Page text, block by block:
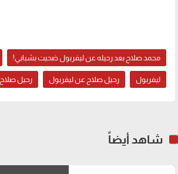
محمد صلاح بعد رحيله عن ليفربول ضحيت بشبابي!
ليفربول رحيل صلاح عن ليفربول رحيل صلاح
شاهد أيضاً